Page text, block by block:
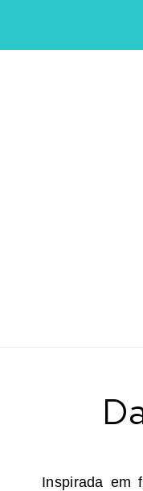
Inspirada em